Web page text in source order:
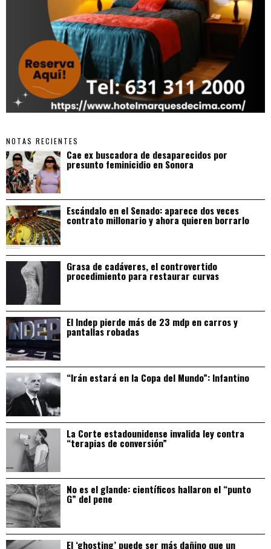
NOTAS RECIENTES
Cae ex buscadora de desaparecidos por
presunto feminicidio en Sonora
Escándalo en el Senado: aparece dos veces
contrato millonario y ahora quieren borrarlo
Grasa de cadáveres, el controvertido
procedimiento para restaurar curvas
El Indep pierde más de 23 mdp en carros y
pantallas robadas
“Irán estará en la Copa del Mundo”: Infantino
La Corte estadounidense invalida ley contra
“terapias de conversión”
No es el glande: científicos hallaron el “punto
G” del pene
El ‘ghosting’ puede ser más dañino que un